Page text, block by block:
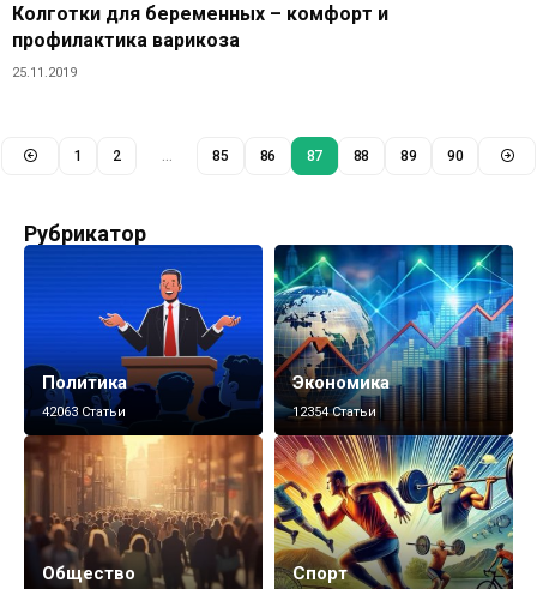
Колготки для беременных – комфорт и
профилактика варикоза
25.11.2019
1 2 … 85 86 87 88 89 90
Рубрикатор
Политика
42063 Статьи
Экономика
12354 Статьи
Общество Спорт